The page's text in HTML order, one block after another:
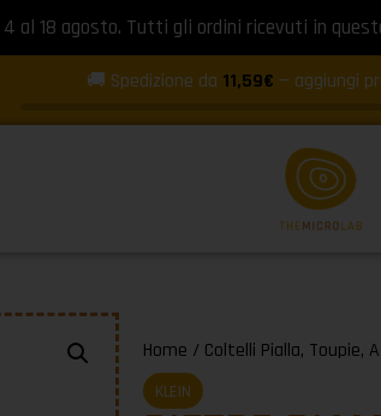
al 18 agosto. Tutti gli ordini ricevuti in
🚚 Spedizione da 11,59€ — aggiungi
Home / Coltelli Pialla, Toupie,
KLEIN